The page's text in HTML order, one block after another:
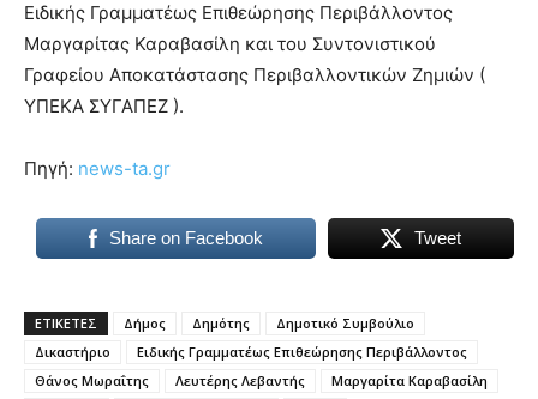
Ειδικής Γραμματέως Επιθεώρησης Περιβάλλοντος
Μαργαρίτας Καραβασίλη και του Συντονιστικού
Γραφείου Αποκατάστασης Περιβαλλοντικών Ζημιών (
ΥΠΕΚΑ ΣΥΓΑΠΕΖ ).
Πηγή: news-ta.gr
Share on Facebook Tweet
ΕΤΙΚΕΤΕΣ Δήμος Δημότης
Δημοτικό Συμβούλιο
Δικαστήριο
Ειδικής Γραμματέως Επιθεώρησης Περιβάλλοντος
Θάνος Μωραΐτης
Λευτέρης Λεβαντής
Μαργαρίτα Καραβασίλη